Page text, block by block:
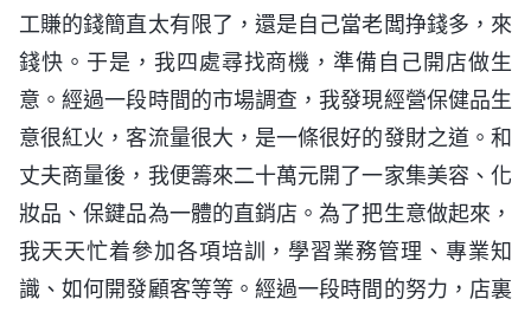
工賺的錢簡直太有限了，還是自己當老闆挣錢多，來
錢快。于是，我四處尋找商機，準備自己開店做生
意。經過一段時間的市場調查，我發現經營保健品生
意很紅火，客流量很大，是一條很好的發財之道。和
丈夫商量後，我便籌來二十萬元開了一家集美容、化
妝品、保鍵品為一體的直銷店。為了把生意做起來，
我天天忙着參加各項培訓，學習業務管理、專業知
識、如何開發顧客等等。經過一段時間的努力，店裏